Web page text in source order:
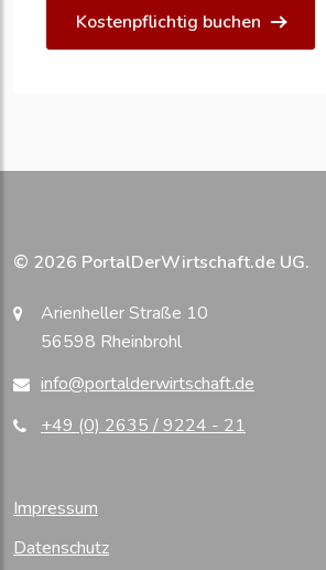
Kostenpflichtig buchen
© 2026 PortalDerWirtschaft.de UG.
Arienheller Straße 10
56598 Rheinbrohl
info@portalderwirtschaft.de
+49 (0) 2635 / 9224 - 21
Impressum
Datenschutz